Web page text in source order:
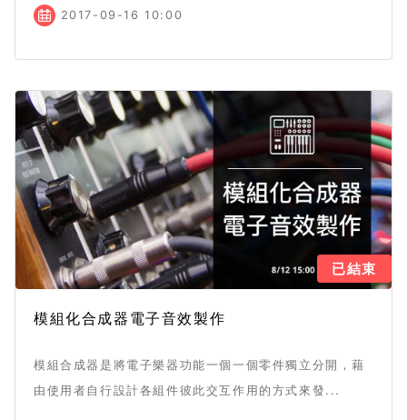
2017-09-16 10:00
已結束
模組化合成器電子音效製作
模組合成器是將電子樂器功能一個一個零件獨立分開，藉
由使用者自行設計各組件彼此交互作用的方式來發...